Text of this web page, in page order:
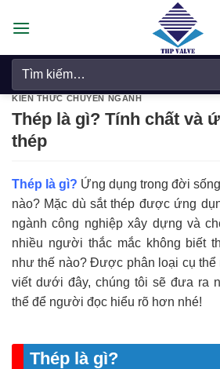
đến
dung
Tìm
KIẾN THỨC CHUYÊN NGÀNH
Thép là gì? Tính chất và
thép
Thép là gì? Ứng dụng trong đời
nào? Mặc dù sắt thép được ứng
ngành công nghiệp xây dựng và
nhiều người thắc mắc không biết
như thế nào? Được phân loại cụ thể
viết dưới đây, chúng tôi sẽ đưa ra
thể để người đọc hiểu rõ hơn nhé!
Thép là gì?